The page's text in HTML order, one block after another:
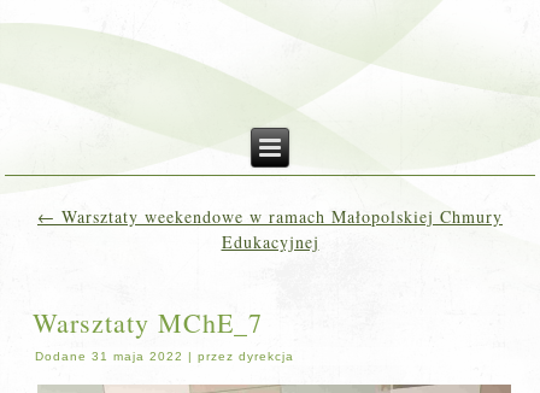
← Warsztaty weekendowe w ramach Małopolskiej Chmury
Edukacyjnej
Warsztaty MChE_7
Dodane 31 maja 2022 |przez dyrekcja